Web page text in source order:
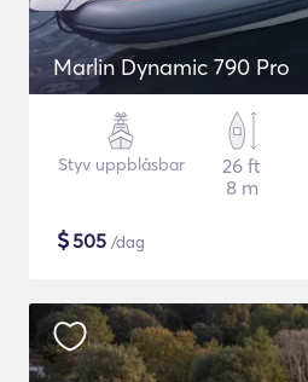
Marlin Dynamic 790 Pro
Styv uppblåsbar
26 ft
8 m
$505 /dag